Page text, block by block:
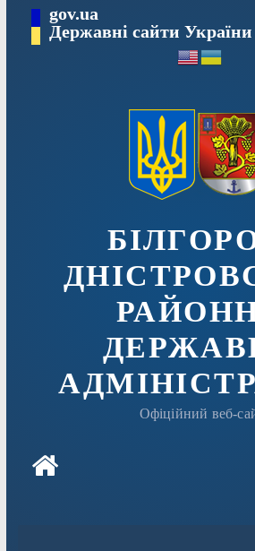
вмісту
gov.ua
Державні сайти України
Офіційний веб-